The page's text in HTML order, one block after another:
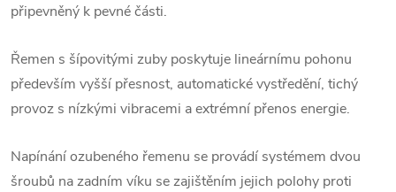
připevněný k pevné části.
Řemen s šípovitými zuby poskytuje lineárnímu pohonu
především vyšší přesnost, automatické vystředění, tichý
provoz s nízkými vibracemi a extrémní přenos energie.
Napínání ozubeného řemenu se provádí systémem dvou
šroubů na zadním víku se zajištěním jejich polohy proti